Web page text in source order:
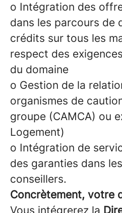
o Intégration des
dans les parcours de
crédits sur tous les
respect des
du domaine
o Gestion de la
organismes de
groupe (CAMCA) ou
Logement)
o Intégration de
des garanties dans
conseillers.
Concrètement, votre
Vous intégrerez la